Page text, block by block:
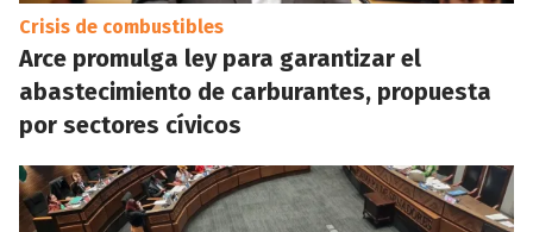
Crisis de combustibles
Arce promulga ley para garantizar el
abastecimiento de carburantes, propuesta
por sectores cívicos